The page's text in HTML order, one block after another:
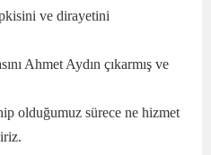
ve dirayetini
Ahmet Aydın çıkarmış ve
olduğumuz sürece ne hizmet